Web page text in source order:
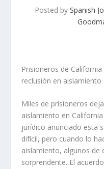
Posted by Spanish
Prisioneros de
reclusión en aislamiento
Miles de prisioneros
aislamiento en
jurídico anunciado esta
difícil, pero cuando lo
aislamiento, algunos de
sorprendente. El